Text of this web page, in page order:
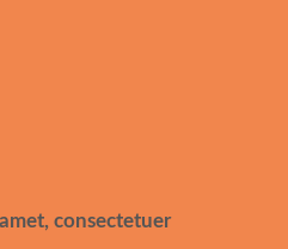
consectetuer